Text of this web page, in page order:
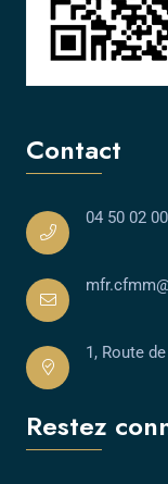
Contact
04 50 02
1, Route
Restez